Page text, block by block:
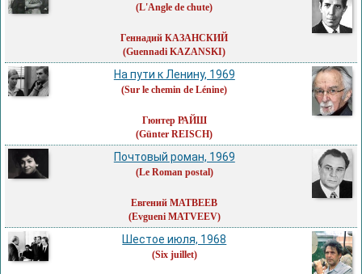
(L'Angle de chute)
Геннадий КАЗАНСКИЙ
(Guennadi KAZANSKI)
На пути к Ленину, 1969
(Sur le chemin de Lénine)
Гюнтер РАЙШ
(Günter REISCH)
Почтовый роман, 1969
(Le Roman postal)
Евгений МАТВЕЕВ
(Evgueni MATVEEV)
Шестое июля, 1968
(Six juillet)